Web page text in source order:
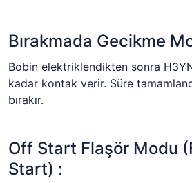
Bırakmada Gecikme
Bobin elektriklendikten sonra
kadar kontak verir. Süre
bırakır.
Off Start Flaşör Modu
Start) :